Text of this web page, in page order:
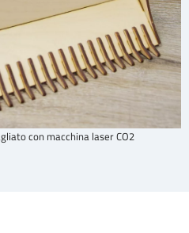
con macchina laser CO2